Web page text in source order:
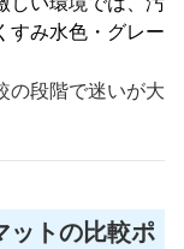
すみ水色・グレー
の段階で迷いが大
ットの比較ポ